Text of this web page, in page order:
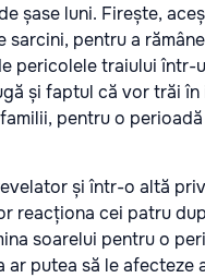
șase luni. Firește,
sarcini, pentru a
pericolele traiului într-
și faptul că vor trăi
pentru o
și într-o altă
reacționa cei patru
soarelui pentru o
ar putea să le afecteze